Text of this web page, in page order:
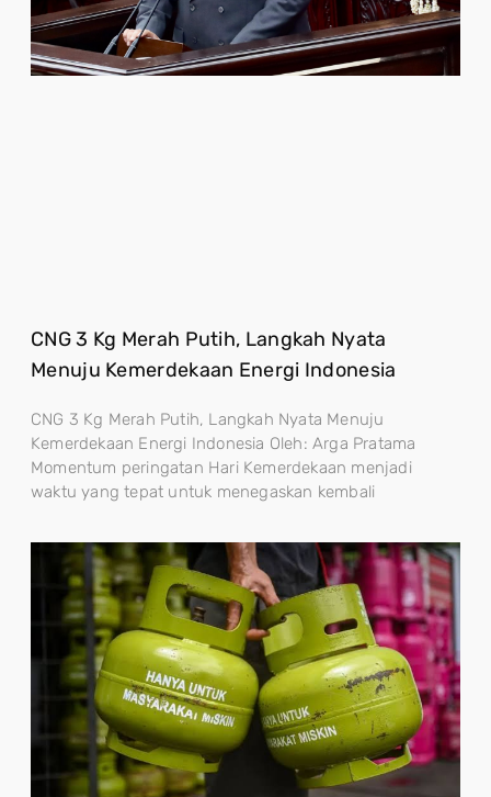
CNG 3 Kg Merah Putih, Langkah Nyata
Menuju Kemerdekaan Energi Indonesia
CNG 3 Kg Merah Putih, Langkah Nyata Menuju
Kemerdekaan Energi Indonesia Oleh: Arga Pratama
Momentum peringatan Hari Kemerdekaan menjadi
waktu yang tepat untuk menegaskan kembali